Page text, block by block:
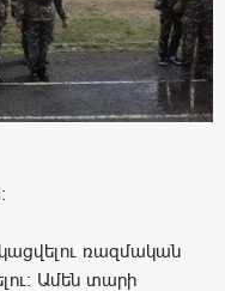
ռազմական
Ամեն տարի